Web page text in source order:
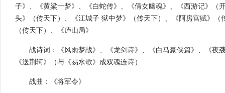
子》、《黄粱一梦》、《白蛇传》、《倩女幽魂》、《西游记》
头》（传天下）、《江城子 狱中梦》（传天下）、《阿房宫赋》
（传天下）、《庐山局》
战诗词：《风雨梦战》、《龙剑诗》、《白马豪侠篇》、《
《送荆轲》（与《易水歌》成双魂连诗）
战曲：《将军令》